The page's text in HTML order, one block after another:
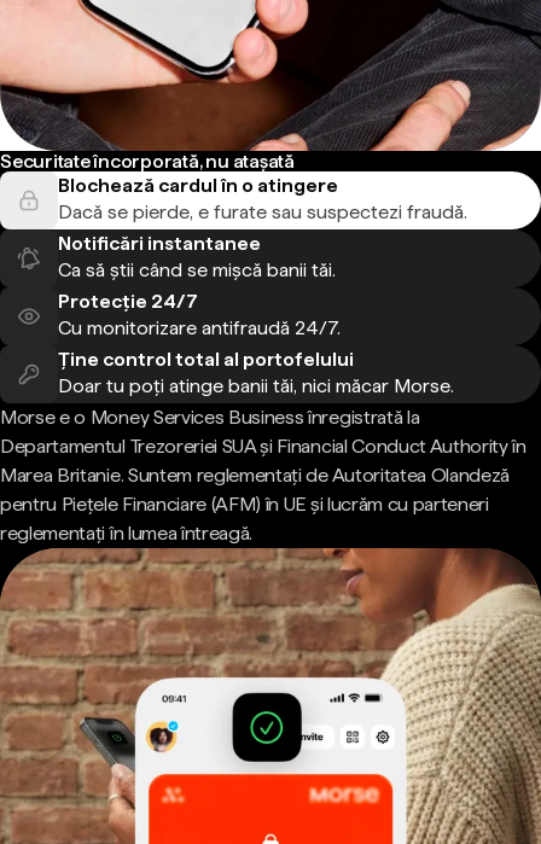
Securitate încorporată, nu atașată
Blochează cardul în o atingere
Dacă se pierde, e furate sau suspectezi fraudă.
Notificări instantanee
Ca să știi când se mișcă banii tăi.
Protecție 24/7
Cu monitorizare antifraudă 24/7.
Ține control total al portofelului
Doar tu poți atinge banii tăi, nici măcar Morse.
Morse e o Money Services Business înregistrată la
Departamentul Trezoreriei SUA și Financial Conduct Authority în
Marea Britanie. Suntem reglementați de Autoritatea Olandeză
pentru Piețele Financiare (AFM) în UE și lucrăm cu parteneri
reglementați în lumea întreagă.